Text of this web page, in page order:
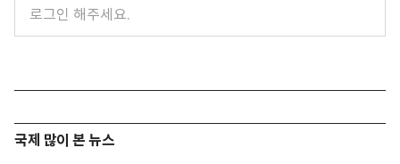
국제 많이 본 뉴스